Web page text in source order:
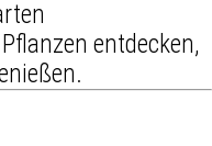
entdecken,